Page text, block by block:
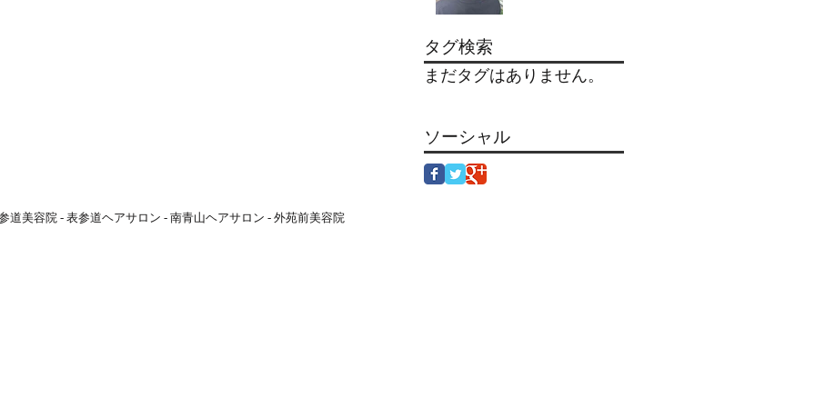
タグ検索
まだタグはありません。
ソーシャル
道美容院 - 表参道ヘアサロン - 南青山ヘアサロン - 外苑前美容院